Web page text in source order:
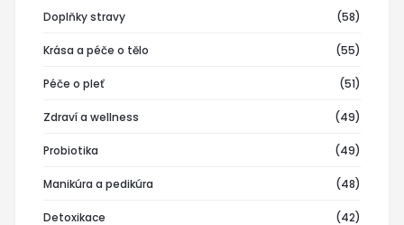
Doplňky stravy (58)
Krása a péče o tělo (55)
Péče o pleť (51)
Zdraví a wellness (49)
Probiotika (49)
Manikúra a pedikúra (48)
Detoxikace (42)